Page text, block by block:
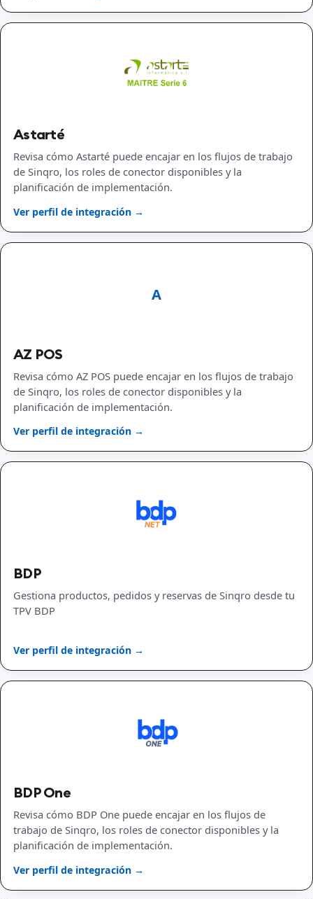
Astarté
Revisa cómo Astarté puede encajar en los flujos de trabajo
de Sinqro, los roles de conector disponibles y la
planificación de implementación.
Ver perfil de integración →
A
AZ POS
Revisa cómo AZ POS puede encajar en los flujos de trabajo
de Sinqro, los roles de conector disponibles y la
planificación de implementación.
Ver perfil de integración →
BDP
Gestiona productos, pedidos y reservas de Sinqro desde tu
TPV BDP
Ver perfil de integración →
BDP One
Revisa cómo BDP One puede encajar en los flujos de
trabajo de Sinqro, los roles de conector disponibles y la
planificación de implementación.
Ver perfil de integración →